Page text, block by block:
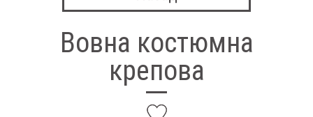
Вовна костюмна
крепова